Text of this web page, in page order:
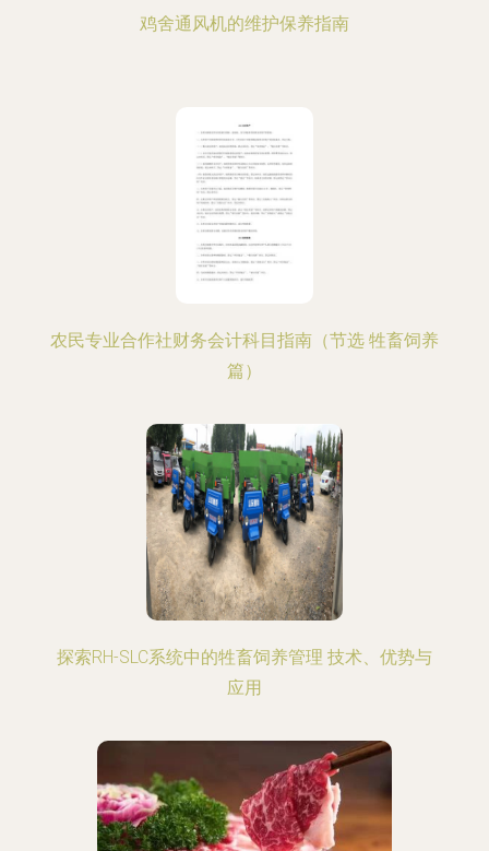
鸡舍通风机的维护保养指南
农民专业合作社财务会计科目指南（节选 牲畜饲养
篇）
探索RH-SLC系统中的牲畜饲养管理 技术、优势与
应用